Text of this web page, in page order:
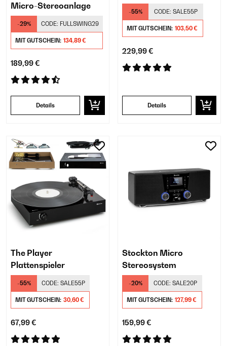
Micro-Stereoanlage
-29% CODE: FULLSWING29
MIT GUTSCHEIN: 134,89 €
189,99 €
Details
-55% CODE: SALE55P
MIT GUTSCHEIN: 103,50 €
229,99 €
Details
The Player
Plattenspieler
-55% CODE: SALE55P
MIT GUTSCHEIN: 30,60 €
67,99 €
Stockton Micro
Stereosystem
-20% CODE: SALE20P
MIT GUTSCHEIN: 127,99 €
159,99 €